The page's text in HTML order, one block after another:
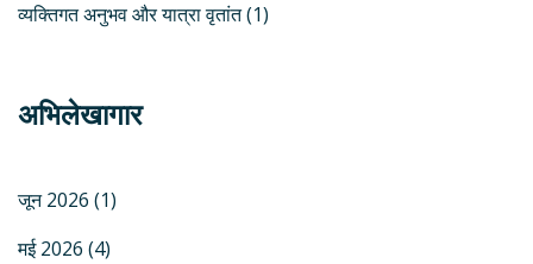
व्यक्तिगत अनुभव और यात्रा वृतांत(1)
अभिलेखागार
जून 2026 (1)
मई 2026 (4)